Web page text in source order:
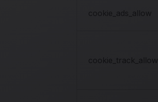
cookie_ads_allow
cookie_track_allow